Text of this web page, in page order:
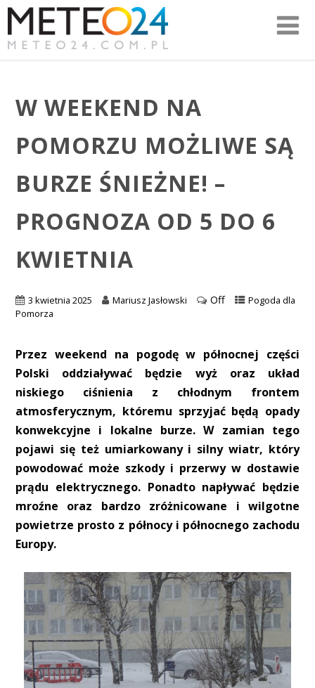
W WEEKEND NA
POMORZU MOŻLIWE SĄ
BURZE ŚNIEŻNE! –
PROGNOZA OD 5 DO 6
KWIETNIA
3 kwietnia 2025 Mariusz Jasłowski Off
Pogoda dla
Pomorza
Przez weekend na pogodę w północnej części
Polski oddziaływać będzie wyż oraz układ
niskiego ciśnienia z chłodnym frontem
atmosferycznym, któremu sprzyjać będą opady
konwekcyjne i lokalne burze. W zamian tego
pojawi się też umiarkowany i silny wiatr, który
powodować może szkody i przerwy w dostawie
prądu elektrycznego. Ponadto napływać będzie
mroźne oraz bardzo zróżnicowane i wilgotne
powietrze prosto z północy i północnego zachodu
Europy.